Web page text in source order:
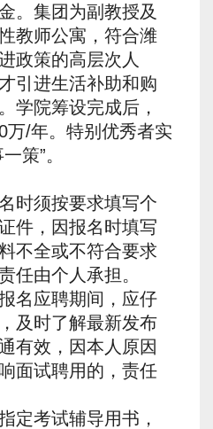
。集团为副教授及
教师公寓，符合潍
政策的高层次人
引进生活补助和购
学院筹设完成后，
万/年。特别优秀者实
策”。
时须按要求填写个
件，因报名时填写
不全或不符合要求
任由个人承担。
名应聘期间，应仔
及时了解最新发布
有效，因本人原因
面试聘用的，责任
定考试辅导用书，